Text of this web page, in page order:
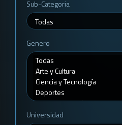
Sub-Categoria
Genero
Universidad